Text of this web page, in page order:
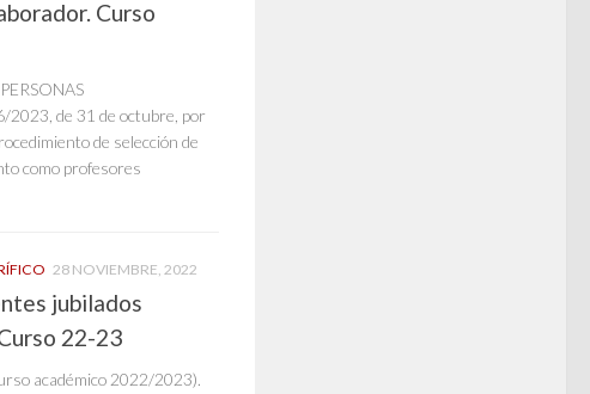
Curso
de 31 de octubre, por
de selección de
como profesores
28 NOVIEMBRE, 2022
jubilados
22-23
académico 2022/2023).